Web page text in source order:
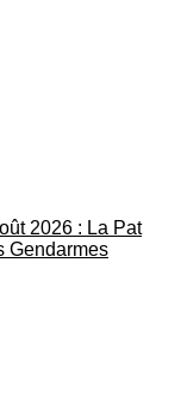
2026 : La Pat
Gendarmes